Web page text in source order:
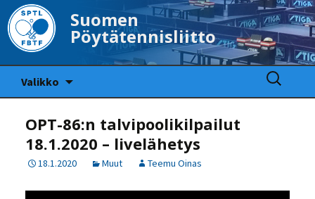
Suomen
Pöytätennisliitto
Valikko
Haku:
OPT-86:n talvipoolikilpailut
18.1.2020 – livelähetys
18.1.2020 Muut Teemu Oinas